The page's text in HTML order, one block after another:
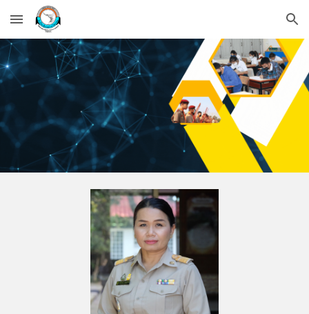
Skip to main content Skip to navigation